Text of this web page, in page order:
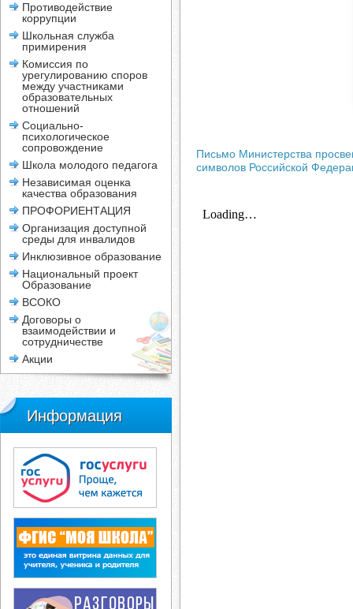
Противодействие
коррупции
Школьная служба
примирения
Комиссия по
урегулированию споров
между участниками
образовательных
отношений
Социально-
психологическое
сопровождение
Школа молодого педагога
Независимая оценка
качества образования
ПРОФОРИЕНТАЦИЯ
Организация доступной
среды для инвалидов
Инклюзивное образование
Национальный проект
Образование
ВСОКО
Договоры о
взаимодействии и
сотрудничестве
Акции
Информация
Письмо Министерства
символов Российской